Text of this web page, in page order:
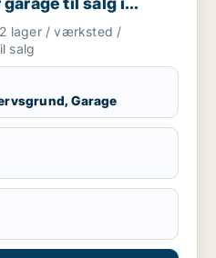
m.fl.
lager / værksted /
salg
Garage